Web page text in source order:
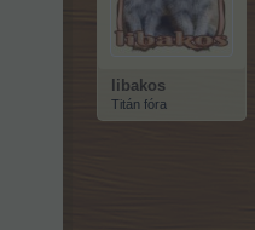
libakos
Titán fóra